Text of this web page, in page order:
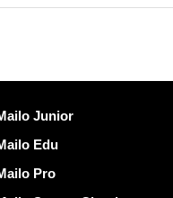
Mailo
Junior
Edu
Pro